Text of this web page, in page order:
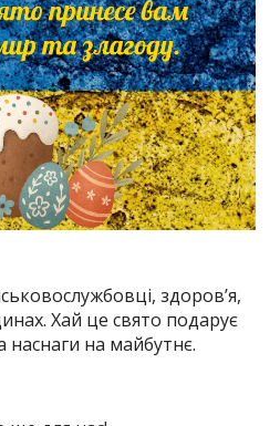
здоров’я,
Хай це свято подарує
на майбутнє.